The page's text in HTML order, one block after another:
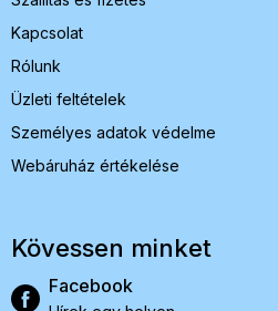
Kapcsolat
Rólunk
Üzleti feltételek
Személyes adatok védelme
Webáruház értékelése
Kövessen minket
Facebook